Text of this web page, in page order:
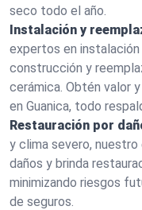
seco todo el año.
Instalación y
expertos en
construcción y
cerámica. Obtén valor
en Guanica, todo
Restauración por
y clima severo,
daños y brinda
minimizando riesgos
de seguros.